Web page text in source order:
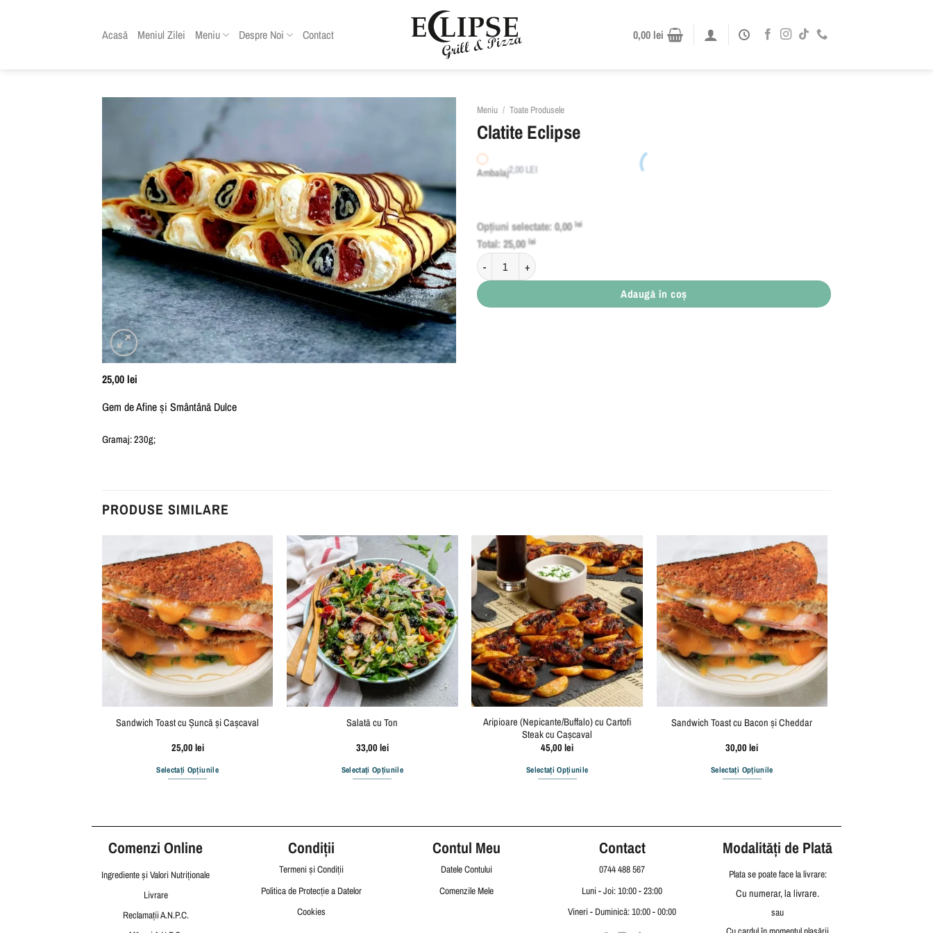
Acasă Meniul Zilei Meniu Despre Noi Contact 0,00 lei
25,00lei
Gem de Afine și Smântână Dulce
Gramaj: 230g;
Meniu / Toate Produsele
Clatite Eclipse
Ambalaj2,00LEI
Opțiuni selectate:0,00lei
Total:25,00lei
Cantitate Clatite Eclipse
Adaugă în coș
PRODUSE SIMILARE
Sandwich Toast cu Șuncă și Cașcaval
25,00lei
Selectați Opțiunile
Salată cu Ton
33,00lei
Selectați Opțiunile
Aripioare (Nepicante/Buffalo) cu Cartofi
Steak cu Cașcaval
45,00lei
Selectați Opțiunile
Sandwich Toast cu Bacon și Cheddar
30,00lei
Selectați Opțiunile
Comenzi Online
Ingrediente și Valori Nutriționale
Livrare
ReclamațiiA.N.P.C.
Condiții
Termeni și Condiții
Politica de Protecție a Datelor
Cookies
Contul Meu
Datele Contului
Comenzile Mele
Contact
0744 488 567
Luni - Joi: 10:00 - 23:00
Vineri - Duminică: 10:00 - 00:00
Modalități de Plată
Plata se poate face la livrare:
Cu numerar, la livrare.
sau